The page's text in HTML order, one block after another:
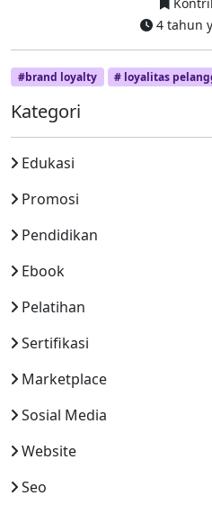
4 tahun
#brand loyalty # loyalitas
Kategori
Edukasi
Promosi
Pendidikan
Ebook
Pelatihan
Sertifikasi
Marketplace
Sosial Media
Website
Seo